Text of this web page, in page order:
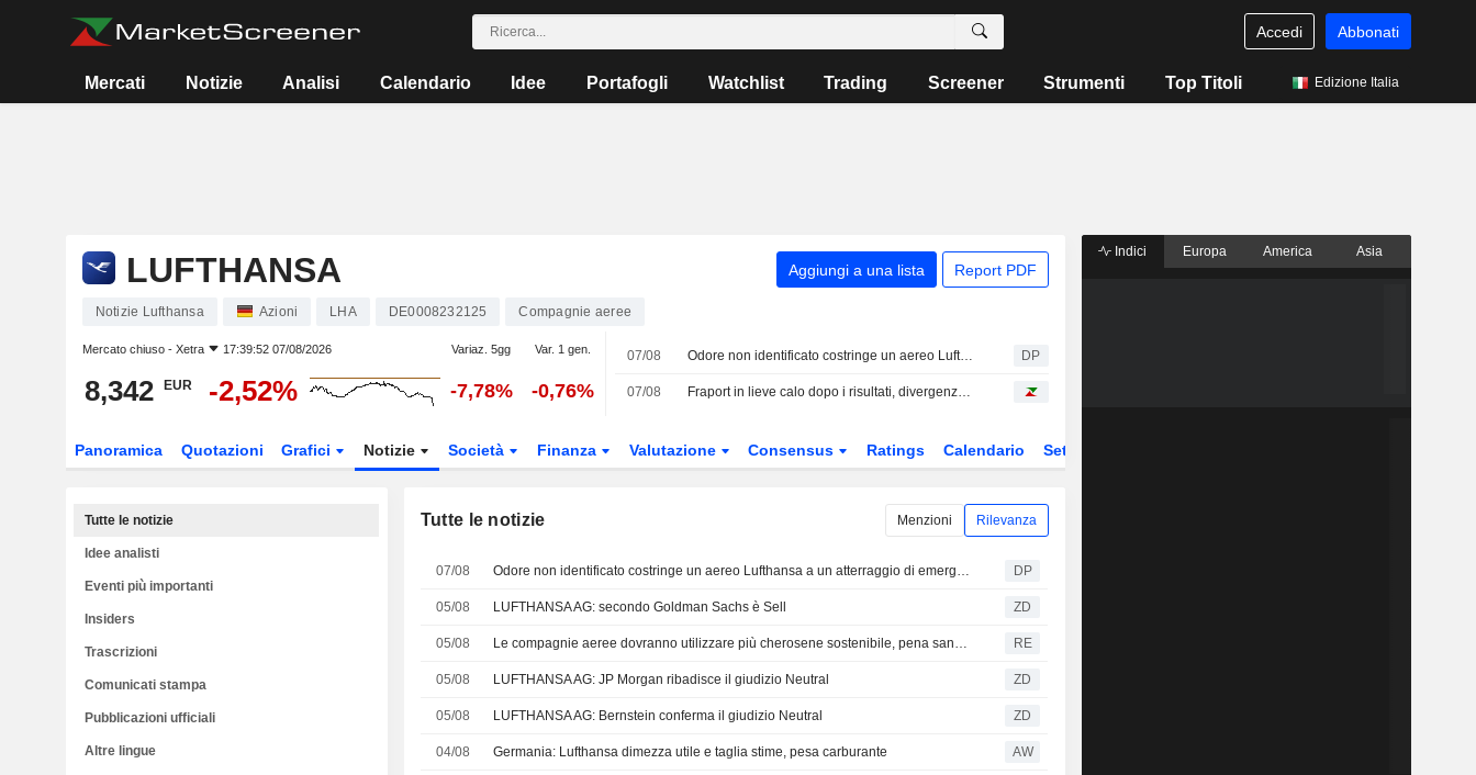
Accedi Abbonati
Mercati Notizie Analisi Calendario Idee Portafogli Watchlist Trading Screener Strumenti Top Titoli Edizione Italia
LUFTHANSA Aggiungi a una lista Report PDF
Notizie Lufthansa Azioni LHA DE0008232125 Compagnie aeree
Mercato chiuso - Xetra 17:39:52 07/08/2026 Variaz. 5gg Var. 1 gen.
8,342 EUR -2,52% -7,78% -0,76%
07/08 Odore non identificato costringe un aereo Lufthansa a un atterraggio di emergenza DP
07/08 Fraport in lieve calo dopo i risultati, divergenza tra gli analisti
Panoramica Quotazioni Grafici Notizie Società Finanza Valutazione Consensus Ratings Calendario Settore
Tutte le notizie Menzioni Rilevanza
07/08 Odore non identificato costringe un aereo Lufthansa a un atterraggio di emergenza DP
05/08 LUFTHANSA AG: secondo Goldman Sachs è Sell ZD
05/08 Le compagnie aeree dovranno utilizzare più cherosene sostenibile, pena sanzioni RE
05/08 LUFTHANSA AG: JP Morgan ribadisce il giudizio Neutral ZD
05/08 LUFTHANSA AG: Bernstein conferma il giudizio Neutral ZD
04/08 Germania: Lufthansa dimezza utile e taglia stime, pesa carburante AW
Tutte le notizie
Idee analisti
Eventi più importanti
Insiders
Trascrizioni
Comunicati stampa
Pubblicazioni ufficiali
Altre lingue
Indici Europa America Asia